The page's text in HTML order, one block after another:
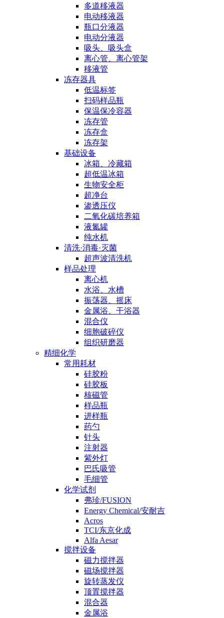
多道移液器
电动移液器
瓶口分液器
电动分液器
吸头、吸头盒
离心管、离心管架
移液管
冻存器具
低温标签
扫码样品瓶
保温保冷容器
冻存管
冻存盒
冻存架
基础设备
冰箱、冷藏箱
超低温冰箱
生物安全柜
超净台
渗透压仪
二氧化碳培养箱
液氮罐
纯水机
清洗·消毒·灭菌
超声波清洗机
样品处理
离心机
水浴、水槽
振荡器、摇床
金属浴、干浴器
混合仪
细胞破碎仪
组织研磨器
精细化学
常用耗材
硅胶粉
硅胶板
核磁管
样品瓶
进样瓶
药勺
针头
注射器
紫外灯
巴氏吸管
毛细管
化学试剂
弗珍/FUSION
Energy Chemical/安耐吉
Acros
TCI/东京化成
Alfa Aesar
搅拌设备
磁力搅拌器
磁场搅拌器
旋转蒸发仪
顶置搅拌器
混合器
金属浴